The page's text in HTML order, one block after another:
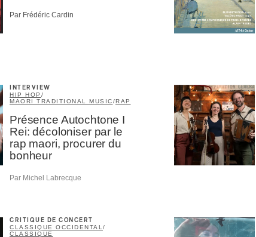
Par Frédéric Cardin
INTERVIEW
HIP HOP /
MAORI TRADITIONAL MUSIC/RAP
Présence Autochtone I
Rei: décoloniser par le
rap maori, procurer du
bonheur
Par Michel Labrecque
CRITIQUE DE CONCERT
CLASSIQUE OCCIDENTAL /
CLASSIQUE